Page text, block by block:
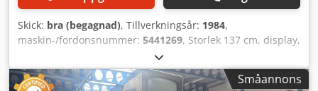
Skick: bra (begagnad), Tillverkningsår: 1984,
maskin-/fordonsnummer: 5441269, Storlek 137 cm, display,
integrerad hydraulisk lyftanordning, inget sidobord.
Dodjztcwvopfx Al Rskr
Småannons